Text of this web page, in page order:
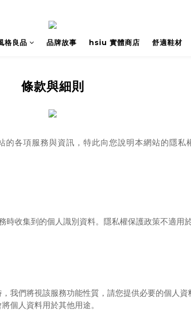
格良品 品牌故事 hsiu 實體商店 舒適鞋材
條款與細則
的各項服務與資訊，特此向您說明本網站的隱
收集到的個人識別資料。隱私權保護政策不適用
我們將視該服務功能性質，請您提供必要的個人
個人資料用於其他用途。